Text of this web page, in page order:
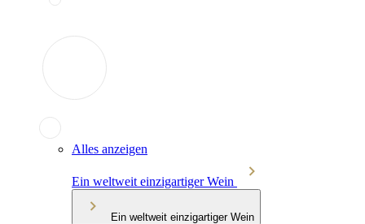
Alles anzeigen
Ein weltweit einzigartiger Wein
Ein weltweit einzigartiger Wein